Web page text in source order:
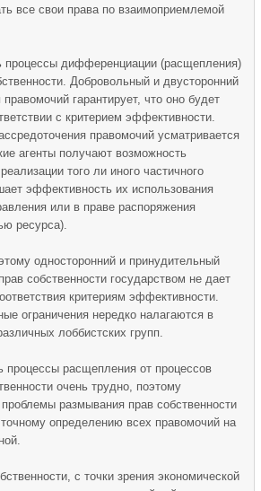
все свои права по взаимоприемлемой
процессы дифференциации (расщепления)
Добровольный и двусторонний
гарантирует, что оно будет
с критерием эффективности.
правомочий усматривается
агенты получают возможность
того ли иного частичного
эффективность их использования
или в праве распоряжения
ресурса).
односторонний и принудительный
собственности государством не дает
критериям эффективности.
ограничения нередко налагаются в
лоббистских групп.
процессы расщепления от процессов
очень трудно, поэтому
размывания прав собственности
определению всех правомочий на
с точки зрения экономической